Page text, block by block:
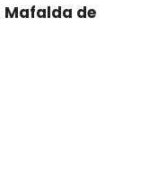
Mafalda de